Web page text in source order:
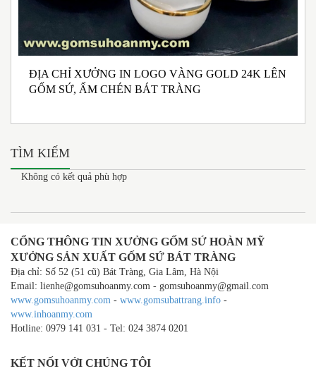
ĐỊA CHỈ XƯỞNG IN LOGO VÀNG GOLD 24K LÊN
GỐM SỨ, ẤM CHÉN BÁT TRÀNG
TÌM KIẾM
Không có kết quả phù hợp
CỔNG THÔNG TIN XƯỞNG GỐM SỨ HOÀN MỸ
XƯỞNG SẢN XUẤT GỐM SỨ BÁT TRÀNG
Địa chỉ: Số 52 (51 cũ) Bát Tràng, Gia Lâm, Hà Nội
Email: lienhe@gomsuhoanmy.com - gomsuhoanmy@gmail.com
www.gomsuhoanmy.com - www.gomsubattrang.info -
www.inhoanmy.com
Hotline: 0979 141 031 - Tel: 024 3874 0201
KẾT NỐI VỚI CHÚNG TÔI